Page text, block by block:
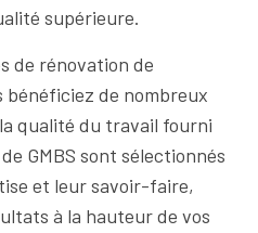
supérieure.
de rénovation de
bénéficiez de nombreux
qualité du travail fourni
GMBS sont sélectionnés
et leur savoir-faire,
à la hauteur de vos